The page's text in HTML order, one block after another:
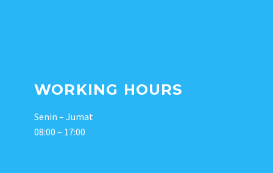
WORKING HOURS
Senin – Jumat
08:00 – 17:00